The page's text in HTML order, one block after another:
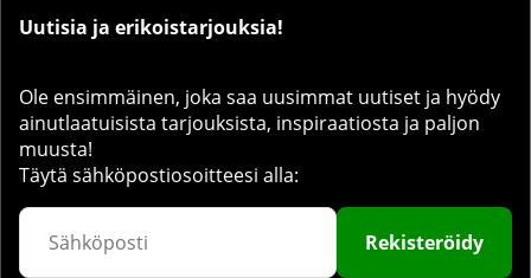
Uutisia ja erikoistarjouksia!
Ole ensimmäinen, joka saa uusimmat uutiset ja hyödy
ainutlaatuisista tarjouksista, inspiraatiosta ja paljon
muusta!
Täytä sähköpostiosoitteesi alla:
Rekisteröidy